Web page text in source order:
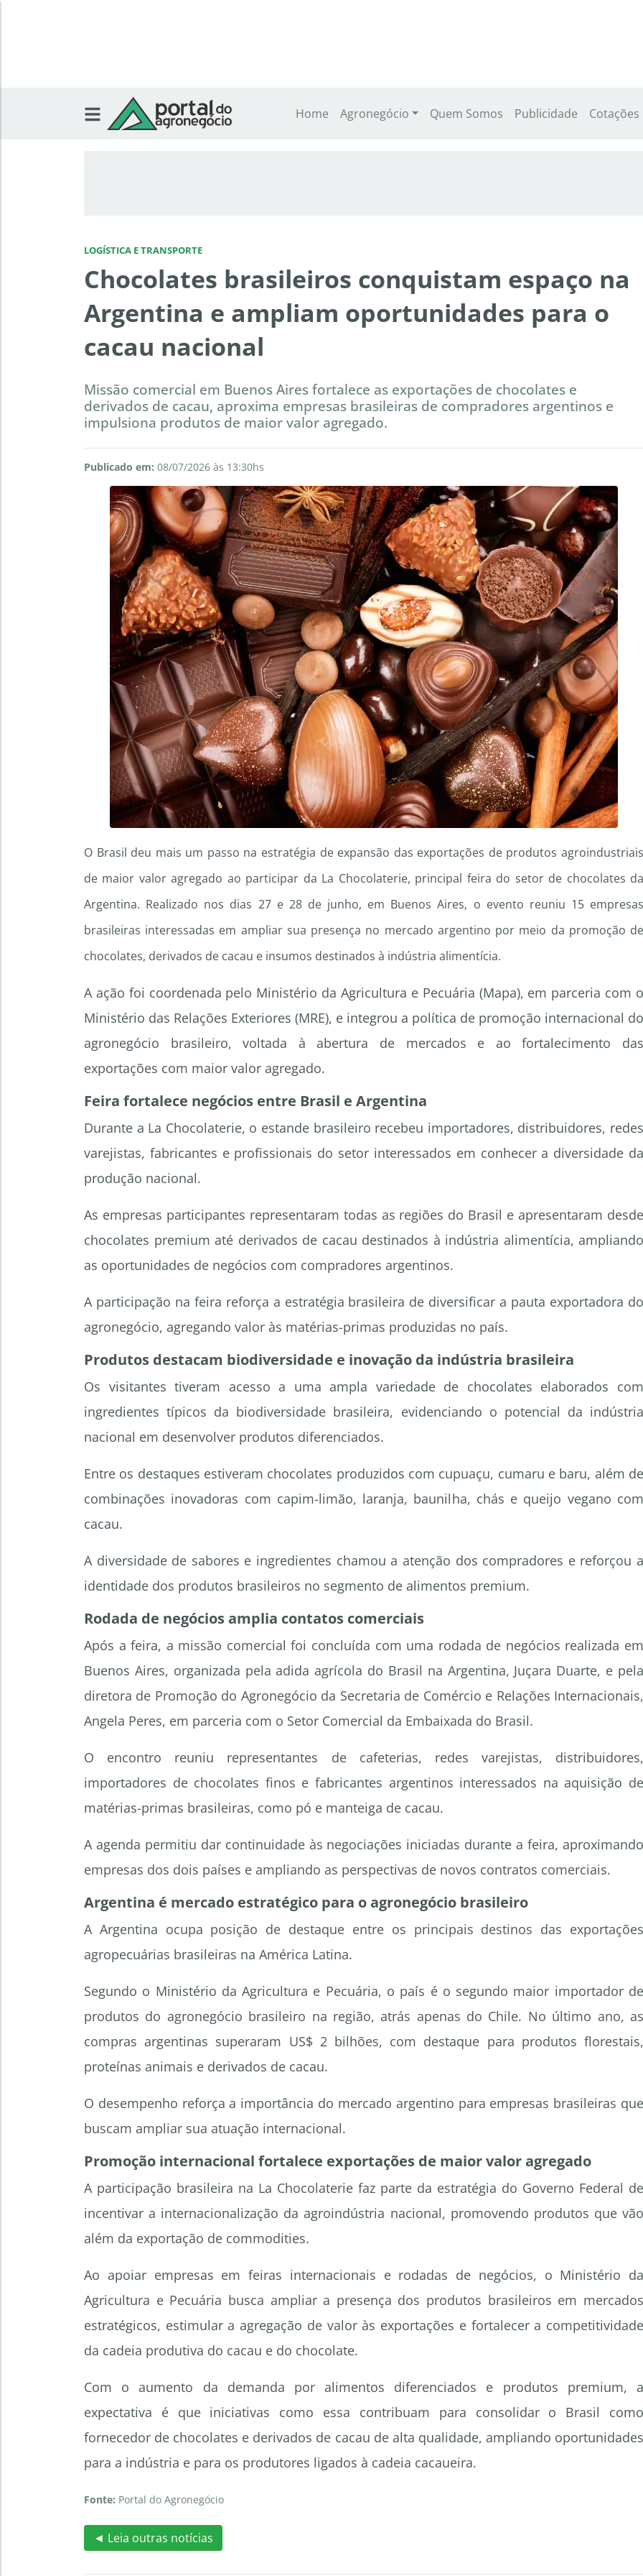
Home Agronegócio Quem Somos Publicidade Cotações
LOGÍSTICA E TRANSPORTE
Chocolates brasileiros conquistam espaço na
Argentina e ampliam oportunidades para o
cacau nacional
Missão comercial em Buenos Aires fortalece as exportações de chocolates e
derivados de cacau, aproxima empresas brasileiras de compradores argentinos e
impulsiona produtos de maior valor agregado.
Publicado em: 08/07/2026 às 13:30hs
O Brasil deu mais um passo na estratégia de expansão das exportações de produtos agroindustriais
de maior valor agregado ao participar da La Chocolaterie, principal feira do setor de chocolates da
Argentina. Realizado nos dias 27 e 28 de junho, em Buenos Aires, o evento reuniu 15 empresas
brasileiras interessadas em ampliar sua presença no mercado argentino por meio da promoção de
chocolates, derivados de cacau e insumos destinados à indústria alimentícia.
A ação foi coordenada pelo Ministério da Agricultura e Pecuária (Mapa), em parceria com o
Ministério das Relações Exteriores (MRE), e integrou a política de promoção internacional do
agronegócio brasileiro, voltada à abertura de mercados e ao fortalecimento das
exportações com maior valor agregado.
Feira fortalece negócios entre Brasil e Argentina
Durante a La Chocolaterie, o estande brasileiro recebeu importadores, distribuidores, redes
varejistas, fabricantes e profissionais do setor interessados em conhecer a diversidade da
produção nacional.
As empresas participantes representaram todas as regiões do Brasil e apresentaram desde
chocolates premium até derivados de cacau destinados à indústria alimentícia, ampliando
as oportunidades de negócios com compradores argentinos.
A participação na feira reforça a estratégia brasileira de diversificar a pauta exportadora do
agronegócio, agregando valor às matérias-primas produzidas no país.
Produtos destacam biodiversidade e inovação da indústria brasileira
Os visitantes tiveram acesso a uma ampla variedade de chocolates elaborados com
ingredientes típicos da biodiversidade brasileira, evidenciando o potencial da indústria
nacional em desenvolver produtos diferenciados.
Entre os destaques estiveram chocolates produzidos com cupuaçu, cumaru e baru, além de
combinações inovadoras com capim-limão, laranja, baunilha, chás e queijo vegano com
cacau.
A diversidade de sabores e ingredientes chamou a atenção dos compradores e reforçou a
identidade dos produtos brasileiros no segmento de alimentos premium.
Rodada de negócios amplia contatos comerciais
Após a feira, a missão comercial foi concluída com uma rodada de negócios realizada em
Buenos Aires, organizada pela adida agrícola do Brasil na Argentina, Juçara Duarte, e pela
diretora de Promoção do Agronegócio da Secretaria de Comércio e Relações Internacionais,
Angela Peres, em parceria com o Setor Comercial da Embaixada do Brasil.
O encontro reuniu representantes de cafeterias, redes varejistas, distribuidores,
importadores de chocolates finos e fabricantes argentinos interessados na aquisição de
matérias-primas brasileiras, como pó e manteiga de cacau.
A agenda permitiu dar continuidade às negociações iniciadas durante a feira, aproximando
empresas dos dois países e ampliando as perspectivas de novos contratos comerciais.
Argentina é mercado estratégico para o agronegócio brasileiro
A Argentina ocupa posição de destaque entre os principais destinos das exportações
agropecuárias brasileiras na América Latina.
Segundo o Ministério da Agricultura e Pecuária, o país é o segundo maior importador de
produtos do agronegócio brasileiro na região, atrás apenas do Chile. No último ano, as
compras argentinas superaram US$ 2 bilhões, com destaque para produtos florestais,
proteínas animais e derivados de cacau.
O desempenho reforça a importância do mercado argentino para empresas brasileiras que
buscam ampliar sua atuação internacional.
Promoção internacional fortalece exportações de maior valor agregado
A participação brasileira na La Chocolaterie faz parte da estratégia do Governo Federal de
incentivar a internacionalização da agroindústria nacional, promovendo produtos que vão
além da exportação de commodities.
Ao apoiar empresas em feiras internacionais e rodadas de negócios, o Ministério da
Agricultura e Pecuária busca ampliar a presença dos produtos brasileiros em mercados
estratégicos, estimular a agregação de valor às exportações e fortalecer a competitividade
da cadeia produtiva do cacau e do chocolate.
Com o aumento da demanda por alimentos diferenciados e produtos premium, a
expectativa é que iniciativas como essa contribuam para consolidar o Brasil como
fornecedor de chocolates e derivados de cacau de alta qualidade, ampliando oportunidades
para a indústria e para os produtores ligados à cadeia cacaueira.
Fonte: Portal do Agronegócio
◄ Leia outras notícias